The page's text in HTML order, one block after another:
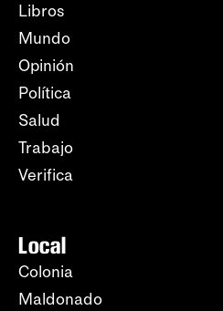
Libros
Mundo
Opinión
Política
Salud
Trabajo
Verifica
Local
Colonia
Maldonado